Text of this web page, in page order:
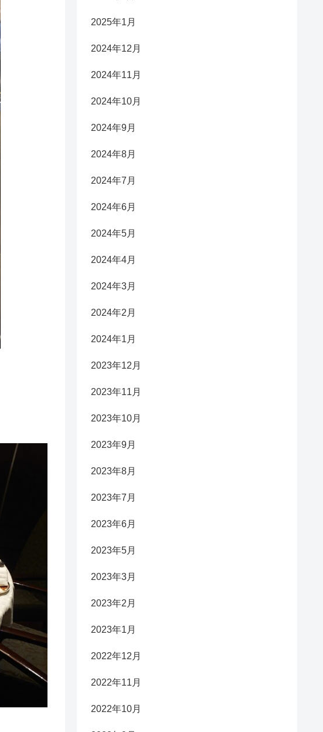
2025年1月
2024年12月
2024年11月
2024年10月
2024年9月
2024年8月
2024年7月
2024年6月
2024年5月
2024年4月
2024年3月
2024年2月
2024年1月
2023年12月
2023年11月
2023年10月
2023年9月
2023年8月
2023年7月
2023年6月
2023年5月
2023年3月
2023年2月
2023年1月
2022年12月
2022年11月
2022年10月